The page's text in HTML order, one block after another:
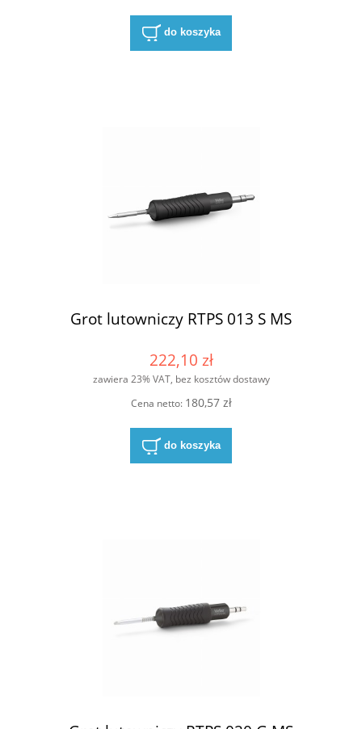
do koszyka
Grot lutowniczy RTPS 013 S MS
222,10 zł
zawiera 23% VAT, bez kosztów dostawy
Cena netto: 180,57 zł
do koszyka